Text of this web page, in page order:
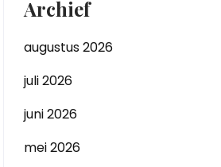
Archief
augustus 2026
juli 2026
juni 2026
mei 2026